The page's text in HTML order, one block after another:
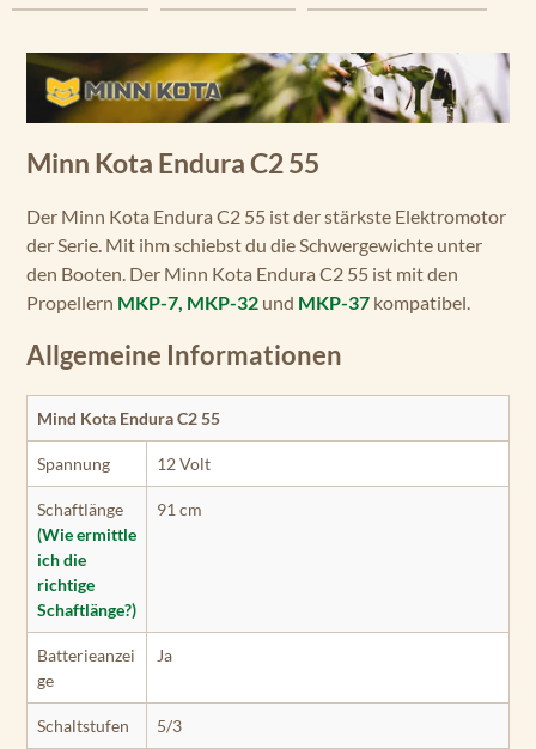
Minn Kota Endura C2 55
Der Minn Kota Endura C2 55 ist der stärkste Elektromotor
der Serie. Mit ihm schiebst du die Schwergewichte unter
den Booten. Der Minn Kota Endura C2 55 ist mit den
Propellern MKP-7, MKP-32 und MKP-37 kompatibel.
Allgemeine Informationen
Mind Kota Endura C2 55
Spannung 12 Volt
Schaftlänge
(Wie ermittle
ich die
richtige
Schaftlänge?)
91 cm
Batterieanzei
ge
Ja
Schaltstufen 5/3